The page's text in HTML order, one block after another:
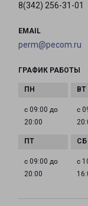
8(342) 256-31-01
EMAIL
perm@pecom.ru
ГРАФИК РАБОТЫ
с 09:00 до
20:00
с
с 09:00 до
20:00
с